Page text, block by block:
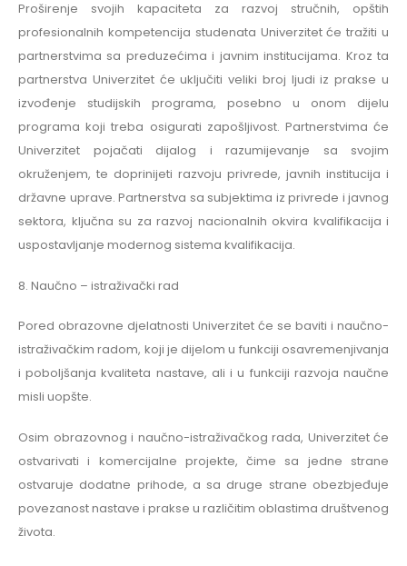
Proširenje svojih kapaciteta za razvoj stručnih, opštih
profesionalnih kompetencija studenata Univerzitet će tražiti u
partnerstvima sa preduzećima i javnim institucijama. Kroz ta
partnerstva Univerzitet će uključiti veliki broj ljudi iz prakse u
izvođenje studijskih programa, posebno u onom dijelu
programa koji treba osigurati zapošljivost. Partnerstvima će
Univerzitet pojačati dijalog i razumijevanje sa svojim
okruženjem, te doprinijeti razvoju privrede, javnih institucija i
državne uprave. Partnerstva sa subjektima iz privrede i javnog
sektora, ključna su za razvoj nacionalnih okvira kvalifikacija i
uspostavljanje modernog sistema kvalifikacija.
8. Naučno – istraživački rad
Pored obrazovne djelatnosti Univerzitet će se baviti i naučno-
istraživačkim radom, koji je dijelom u funkciji osavremenjivanja
i poboljšanja kvaliteta nastave, ali i u funkciji razvoja naučne
misli uopšte.
Osim obrazovnog i naučno-istraživačkog rada, Univerzitet će
ostvarivati i komercijalne projekte, čime sa jedne strane
ostvaruje dodatne prihode, a sa druge strane obezbjeđuje
povezanost nastave i prakse u različitim oblastima društvenog
života.